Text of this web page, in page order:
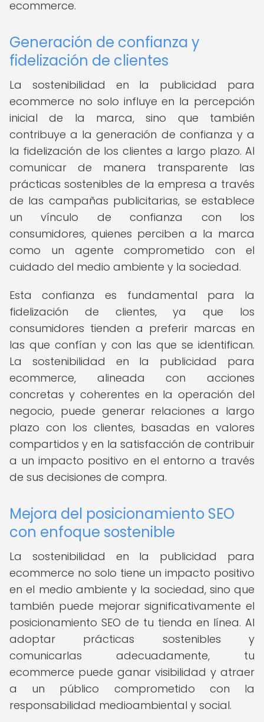
ecommerce.
Generación de confianza y
fidelización de clientes
La sostenibilidad en la publicidad para
ecommerce no solo influye en la percepción
inicial de la marca, sino que también
contribuye a la generación de confianza y a
la fidelización de los clientes a largo plazo. Al
comunicar de manera transparente las
prácticas sostenibles de la empresa a través
de las campañas publicitarias, se establece
un vínculo de confianza con los
consumidores, quienes perciben a la marca
como un agente comprometido con el
cuidado del medio ambiente y la sociedad.
Esta confianza es fundamental para la
fidelización de clientes, ya que los
consumidores tienden a preferir marcas en
las que confían y con las que se identifican.
La sostenibilidad en la publicidad para
ecommerce, alineada con acciones
concretas y coherentes en la operación del
negocio, puede generar relaciones a largo
plazo con los clientes, basadas en valores
compartidos y en la satisfacción de contribuir
a un impacto positivo en el entorno a través
de sus decisiones de compra.
Mejora del posicionamiento SEO
con enfoque sostenible
La sostenibilidad en la publicidad para
ecommerce no solo tiene un impacto positivo
en el medio ambiente y la sociedad, sino que
también puede mejorar significativamente el
posicionamiento SEO de tu tienda en línea. Al
adoptar prácticas sostenibles y
comunicarlas adecuadamente, tu
ecommerce puede ganar visibilidad y atraer
a un público comprometido con la
responsabilidad medioambiental y social.